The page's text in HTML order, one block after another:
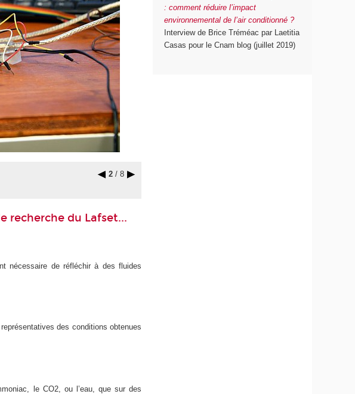
2 / 8
recherche du Lafset...
nécessaire de réfléchir à des fluides
des conditions obtenues
le CO2, ou l’eau, que sur des
: comment réduire l’impact
environnemental de l’air conditionné ?
Interview de Brice Tréméac par Laetitia
Casas pour le Cnam blog (juillet 2019)